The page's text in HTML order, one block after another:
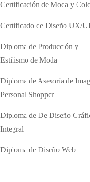
Certificación de Moda y
Certificado de Diseño UX/UI
Diploma de Producción y
Estilismo de Moda
Diploma de Asesoría de
Personal Shopper
Diploma de De Diseño
Integral
Diploma de Diseño Web